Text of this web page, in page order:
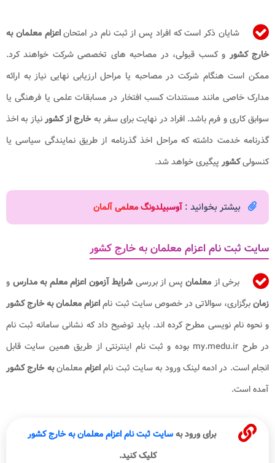
شایان ذکر است که افراد پس از ثبت نام در امتحاناعزام معلمان به
خارج کشورو کسب قبولی، در مصاحبه های تخصصی شرکت خواهند کرد.
ممکن است هنگام شرکت در مصاحبه یا مراحل ارزیابی نهایی نیاز به ارائه
مدارک خاصی مانند مستندات کسب افتخار در مسابقات علمی یا فرهنگی یا
سوابق کاری و فرم باشد. افراد در نهایت برای سفر بهخارج از کشورنیاز به اخذ
گذرنامه خدمت داشته که مراحل اخذ گذرنامه از طریق نمایندگی سیاسی یا
کنسولیکشورپیگیری خواهد شد.
بیشتر بخوانید : آوسبیلدونگ معلمی آلمان
سایت ثبت نام اعزام معلمان به خارج کشور
برخی از معلمان پس از بررسی شرایط آزمون اعزام معلم به مدارس و
زمانبرگزاری، سوالاتی در خصوص سایت ثبت ناماعزام معلمان به خارج کشور
و نحوه نام نویسی مطرح کرده اند. باید توضیح داد که نشانی سامانه ثبت نام
در طرح my.medu.ir بوده و ثبت نام اینترنتی از طریق همین سایت قابل
انجام است. در ادمه لینک ورود به سایت ثبت ناماعزاممعلمانبه خارجکشور
آمده است.
برای ورود بهسایت ثبت نام اعزام معلمان به خارج کشور
کلیک کنید.